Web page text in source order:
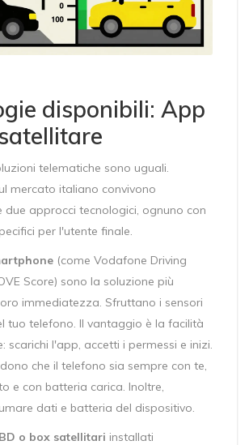
disponibili: App
telematiche sono uguali.
mercato italiano convivono
due approcci tecnologici, ognuno con
per l'utente finale.
(come Vodafone Driving
Score) sono la soluzione più
immediatezza. Sfruttano i sensori
tuo telefono. Il vantaggio è la facilità
scarichi l'app, accetti i permessi e inizi.
che il telefono sia sempre con te,
e con batteria carica. Inoltre,
dati e batteria del dispositivo.
o box satellitari installati